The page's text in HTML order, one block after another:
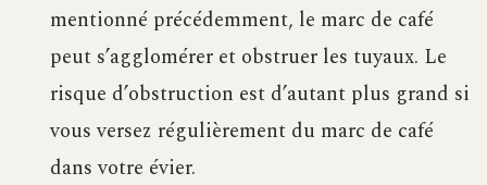
mentionné précédemment, le marc de café
peut s’agglomérer et obstruer les tuyaux. Le
risque d’obstruction est d’autant plus grand si
vous versez régulièrement du marc de café
dans votre évier.